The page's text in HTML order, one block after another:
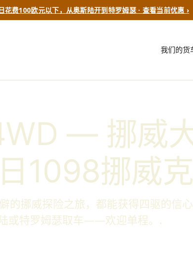
花费100欧元以下，从奥斯陆开到特罗姆瑟 · 查看当前优惠 ›
我们的货
— 挪威
1098挪威
的挪威探险之旅，都能获得四驱的信
或特罗姆瑟取车——欢迎单程。.